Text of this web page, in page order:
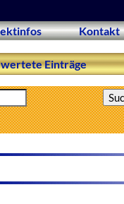
Kontakt
Einträge